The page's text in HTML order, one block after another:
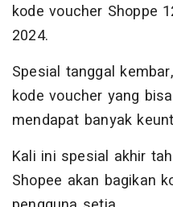
kode voucher Shoppe
2024.
Spesial tanggal
kode voucher yang
mendapat banyak
Kali ini spesial akhir
Shopee akan bagikan